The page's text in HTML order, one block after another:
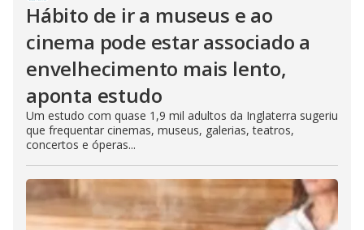
Hábito de ir a museus e ao
cinema pode estar associado a
envelhecimento mais lento,
aponta estudo
Um estudo com quase 1,9 mil adultos da Inglaterra sugeriu
que frequentar cinemas, museus, galerias, teatros,
concertos e óperas...